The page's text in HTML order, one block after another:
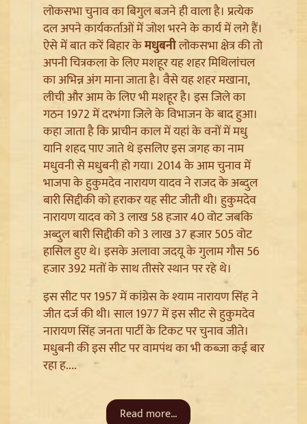
Article 370 Anniversary पर Jammu-Kashmir में भारी
सुरक्षा, Amarnath Yatra सस्पेंड और हाईवे हुआ सील
Ladakh Formation Day: शांति और विकास की नई ऊंचाइयों
पर लद्दाख, LG ने PM Modi और Amit Shah का जताया
आभार
लोकसभा चुनाव का बिगुल बजने ही वाला है। प्रत्येक
दल अपने कार्यकर्ताओं में जोश भरने के कार्य में लगे हैं।
ऐसे में बात करें बिहार केमधुबनीलोकसभा क्षेत्र की तो
अपनी चित्रकला के लिए मशहूर यह शहर मिथिलांचल
का अभिन्न अंग माना जाता है। वैसे यह शहर मखाना,
लीची और आम के लिए भी मशहूर है। इस जिले का
गठन 1972 में दरभंगा जिले के विभाजन के बाद हुआ।
कहा जाता है कि प्राचीन काल में यहां के वनों में मधु
यानि शहद पाए जाते थे इसलिए इस जगह का नाम
मधुवनी से मधुबनी हो गया। 2014 के आम चुनाव में
भाजपा के हुकुमदेव नारायण यादव ने राजद के अब्दुल
बारी सिद्दीकी को हराकर यह सीट जीती थी। हुकुमदेव
नारायण यादव को 3 लाख 58 हजार 40 वोट जबकि
अब्दुल बारी सिद्दीकी को 3 लाख 37 हजार 505 वोट
हासिल हुए थे। इसके अलावा जदयू के गुलाम गौस 56
हजार 392 मतों के साथ तीसरे स्थान पर रहे थे।
इस सीट पर 1957 में कांग्रेस के श्याम नारायण सिंह ने
जीत दर्ज की थी। साल 1977 में इस सीट से हुकुमदेव
नारायण सिंह जनता पार्टी के टिकट पर चुनाव जीते।
मधुबनी की इस सीट पर वामपंथ का भी कब्जा कई बार
रहा ह....
Read more...